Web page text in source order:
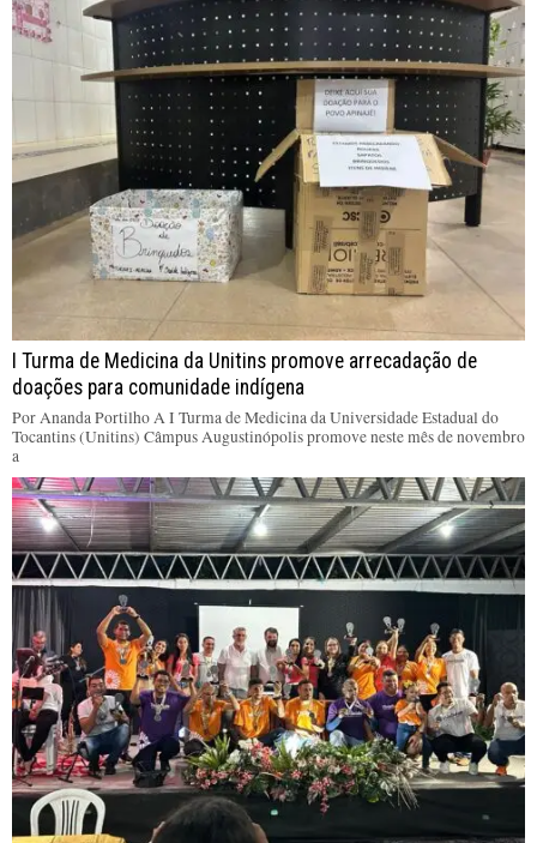
I Turma de Medicina da Unitins promove arrecadação de
doações para comunidade indígena
Por Ananda Portilho A I Turma de Medicina da Universidade Estadual do
Tocantins (Unitins) Câmpus Augustinópolis promove neste mês de novembro
a